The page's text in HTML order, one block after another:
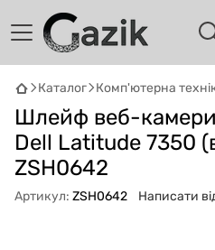
Каталог Комп'ютерна
Шлейф веб-
Dell Latitude 7350
ZSH0642
Артикул: ZSH0642 Написати
GAZIKAI
Онлайн · пошук техніки
Привіт! 👋 Я Gazik AI —
підібрати вживану
Що шукаєш?